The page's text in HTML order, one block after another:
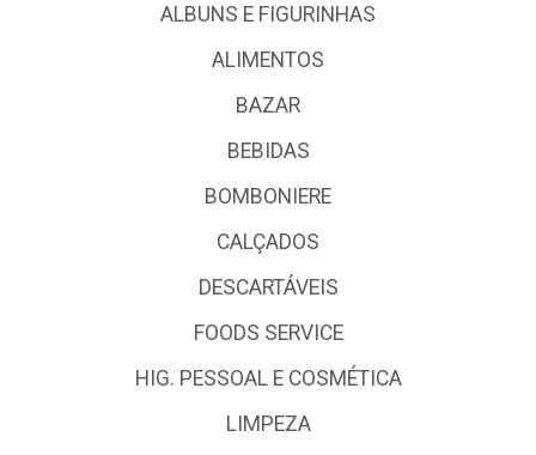
ALBUNS E FIGURINHAS
ALIMENTOS
BAZAR
BEBIDAS
BOMBONIERE
CALÇADOS
DESCARTÁVEIS
FOODS SERVICE
HIG. PESSOAL E COSMÉTICA
LIMPEZA